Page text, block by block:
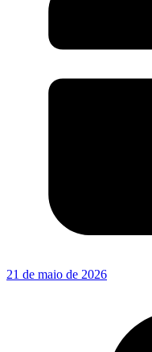
21 de maio de 2026